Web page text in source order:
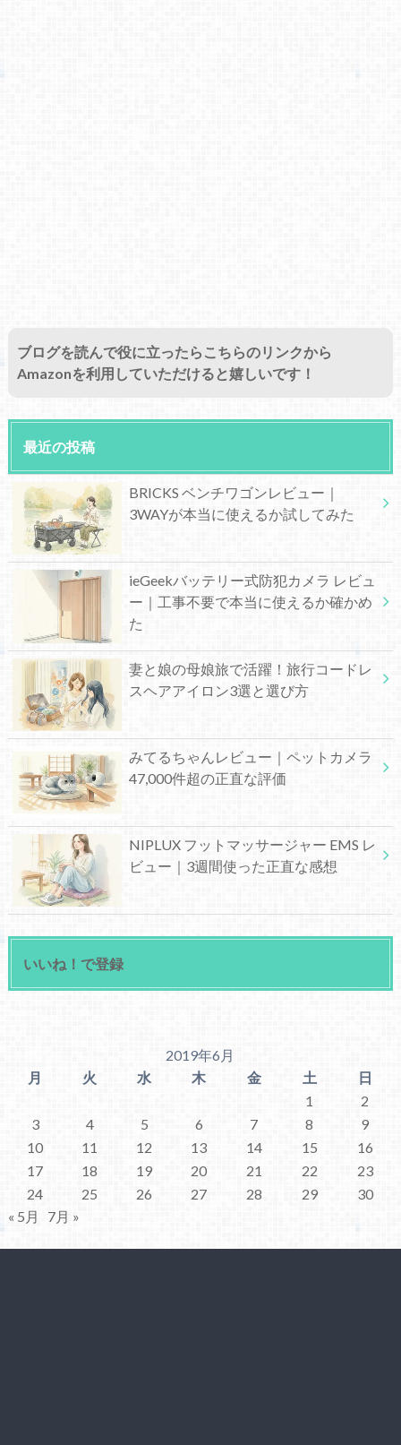
ブログを読んで役に立ったらこちらのリンクから
Amazonを利用していただけると嬉しいです！
最近の投稿
BRICKS ベンチワゴンレビュー｜
3WAYが本当に使えるか試してみた
ieGeekバッテリー式防犯カメラ レビュ
ー｜工事不要で本当に使えるか確かめ
た
妻と娘の母娘旅で活躍！旅行コードレ
スヘアアイロン3選と選び方
みてるちゃんレビュー｜ペットカメラ
47,000件超の正直な評価
NIPLUX フットマッサージャー EMS レ
ビュー｜3週間使った正直な感想
いいね！で登録
2019年6月
月
火 水 木 金 土
日
1
2
3
4 5 6 7 8
9
10
11 12 13 14 15
16
17
18 19 20 21 22
23
24
25 26 27 28 29
30
« 5月
7月 »